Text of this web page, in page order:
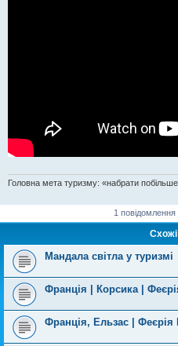
Головна мета туризму: «набрати
1 повідомлення
Мандала світла у туризмі
Франція | Корсика |
Франція, Ельзас | Феєрія